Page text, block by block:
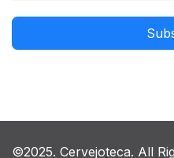
©2025. Cervejoteca. All